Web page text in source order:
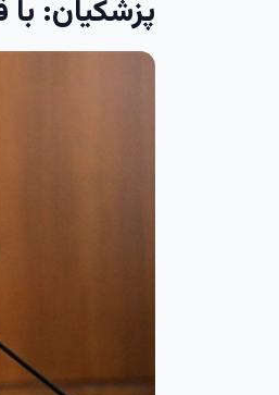
‏پزشکیان: